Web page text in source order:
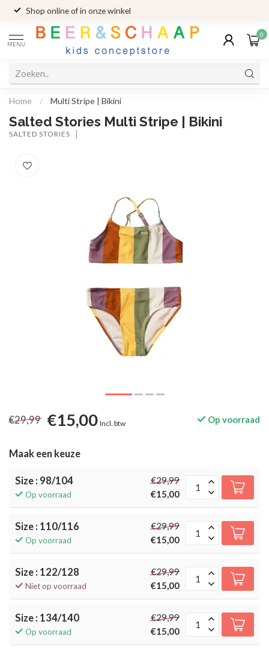
Shop online of in onze winkel
MENU
0
Home / Multi Stripe | Bikini
Salted Stories Multi Stripe | Bikini
SALTED STORIES
€29,99 €15,00 Incl. btw Op voorraad
Maak een keuze
Size : 98/104
Op voorraad
€29,99
€15,00
Size : 110/116
Op voorraad
€29,99
€15,00
Size : 122/128
Niet op voorraad
€29,99
€15,00
Size : 134/140
Op voorraad
€29,99
€15,00